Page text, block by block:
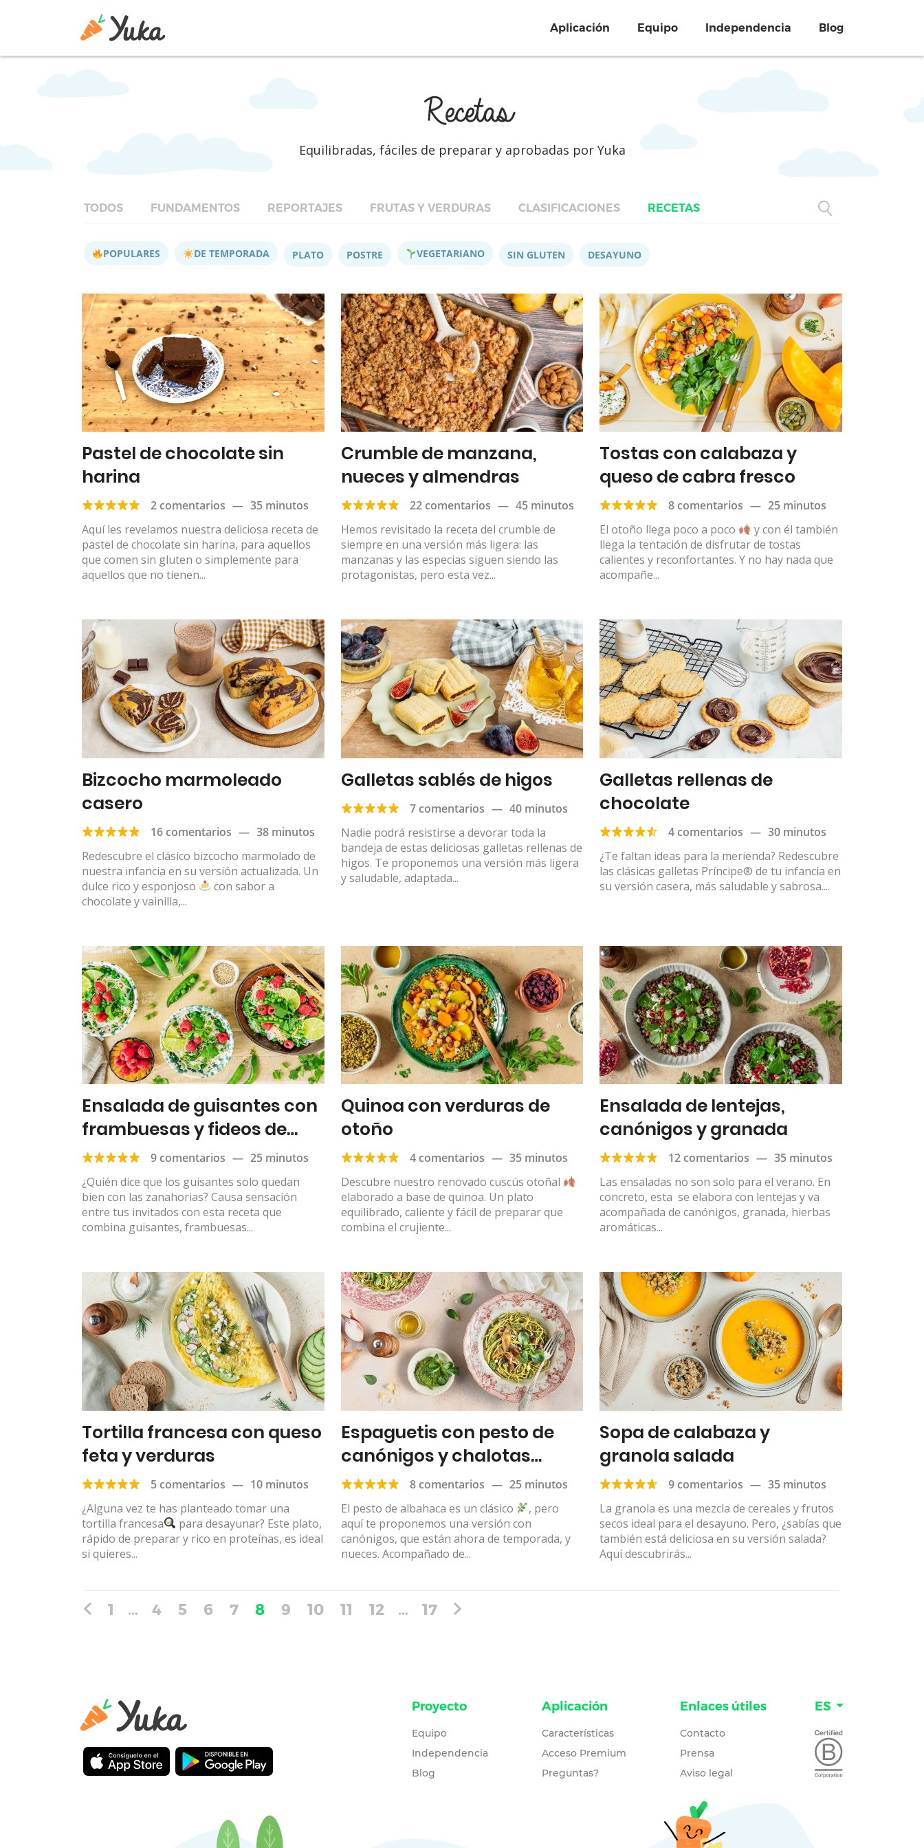
Aplicación Equipo Independencia Blog
Recetas
Equilibradas, fáciles de preparar y aprobadas por Yuka
TODOS FUNDAMENTOS REPORTAJES FRUTAS Y VERDURAS CLASIFICACIONES RECETAS
POPULARES DE TEMPORADA PLATO POSTRE VEGETARIANO SIN GLUTEN DESAYUNO
Pastel de chocolate sin
harina
2 comentarios — 35 minutos
Aquí les revelamos nuestra deliciosa receta de
pastel de chocolate sin harina, para aquellos
que comen sin gluten o simplemente para
aquellos que no tienen...
Crumble de manzana,
nueces y almendras
22 comentarios — 45 minutos
Hemos revisitado la receta del crumble de
siempre en una versión más ligera: las
manzanas y las especias siguen siendo las
protagonistas, pero esta vez...
Tostas con calabaza y
queso de cabra fresco
8 comentarios — 25 minutos
El otoño llega poco a poco
y con él también
llega la tentación de disfrutar de tostas
calientes y reconfortantes. Y no hay nada que
acompañe...
Bizcocho marmoleado
casero
16 comentarios — 38 minutos
Redescubre el clásico bizcocho marmolado de
nuestra infancia en su versión actualizada. Un
dulce rico y esponjoso
con sabor a
chocolate y vainilla,...
Galletas sablés de higos
7 comentarios — 40 minutos
Nadie podrá resistirse a devorar toda la
bandeja de estas deliciosas galletas rellenas de
higos. Te proponemos una versión más ligera
y saludable, adaptada...
Galletas rellenas de
chocolate
4 comentarios — 30 minutos
¿Te faltan ideas para la merienda? Redescubre
las clásicas galletas Príncipe® de tu infancia en
su versión casera, más saludable y sabrosa....
Ensalada de guisantes con
frambuesas y fideos de
arroz
9 comentarios — 25 minutos
¿Quién dice que los guisantes solo quedan
bien con las zanahorias? Causa sensación
entre tus invitados con esta receta que
combina guisantes, frambuesas...
Quinoa con verduras de
otoño
4 comentarios — 35 minutos
Descubre nuestro renovado cuscús otoñal
elaborado a base de quinoa. Un plato
equilibrado, caliente y fácil de preparar que
combina el crujiente...
Ensalada de lentejas,
canónigos y granada
12 comentarios — 35 minutos
Las ensaladas no son solo para el verano. En
concreto, esta se elabora con lentejas y va
acompañada de canónigos, granada, hierbas
aromáticas...
Tortilla francesa con queso
feta y verduras
5 comentarios — 10 minutos
¿Alguna vez te has planteado tomar una
tortilla francesa
para desayunar? Este plato,
rápido de preparar y rico en proteínas, es ideal
si quieres...
Espaguetis con pesto de
canónigos y chalotas
salteadas8 comentarios — 25 minutos
El pesto de albahaca es un clásico
, pero
aquí te proponemos una versión con
canónigos, que están ahora de temporada, y
nueces. Acompañado de...
Sopa de calabaza y
granola salada
9 comentarios — 35 minutos
La granola es una mezcla de cereales y frutos
secos ideal para el desayuno. Pero, ¿sabías que
también está deliciosa en su versión salada?
Aquí descubrirás...
1 … 4 5 6 7 8 9 10 11 12 … 17
Proyecto
Equipo
Independencia
Blog
Aplicación
Características
Acceso Premium
Preguntas?
Enlaces útiles
Contacto
Prensa
Aviso legal
ES